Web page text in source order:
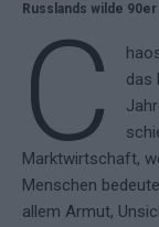
Russlands wilde
C
das
Marktwirtschaft,
Menschen
allem Armut,